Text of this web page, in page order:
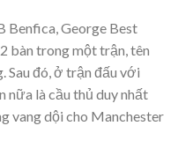
Benfica, George Best
bàn trong một trận, tên
Sau đó, ở trận đấu với
nữa là cầu thủ duy nhất
vang dội cho Manchester